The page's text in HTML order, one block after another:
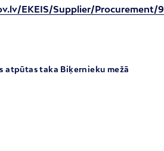
EKEIS/Supplier/Procurement/
atpūtas taka Biķernieku mežā